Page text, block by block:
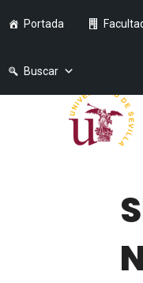
Portada
Buscar